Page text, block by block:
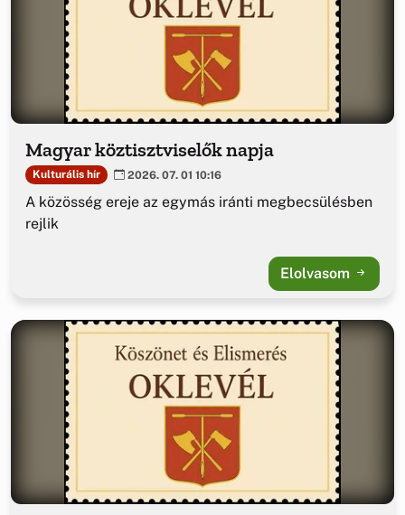
Magyar köztisztviselők napja
Kulturális hír 2026. 07. 01 10:16
A közösség ereje az egymás iránti megbecsülésben
rejlik
Elolvasom